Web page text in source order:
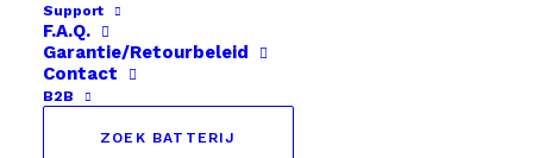
Support
F.A.Q.
Garantie/Retourbeleid
Contact
B2B
ZOEK BATTERIJ